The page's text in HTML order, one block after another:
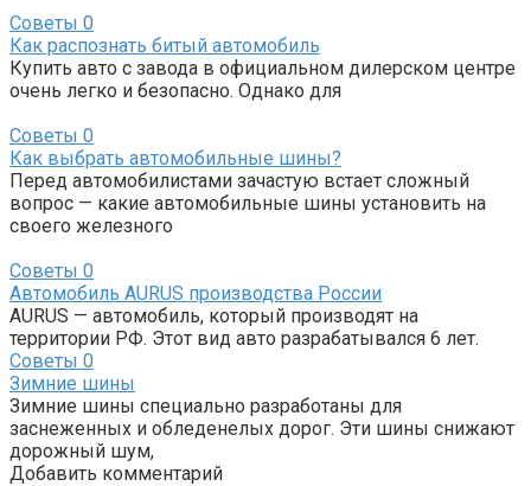
Советы 0
Как распознать битый автомобиль
Купить авто с завода в официальном дилерском центре
очень легко и безопасно. Однако для
Советы 0
Как выбрать автомобильные шины?
Перед автомобилистами зачастую встает сложный
вопрос — какие автомобильные шины установить на
своего железного
Советы 0
Автомобиль AURUS производства России
AURUS — автомобиль, который производят на
территории РФ. Этот вид авто разрабатывался 6 лет.
Советы 0
Зимние шины
Зимние шины специально разработаны для
заснеженных и обледенелых дорог. Эти шины снижают
дорожный шум,
Добавить комментарий